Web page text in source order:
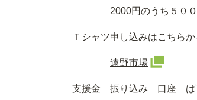
2000円のうち５００円
Ｔシャツ申し込みはこちらか
遠野市場
支援金 振り込み 口座 は